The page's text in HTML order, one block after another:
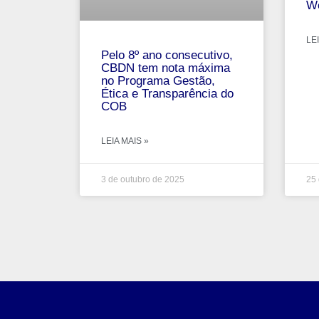
Pelo 8º ano consecutivo,
CBDN tem nota máxima
no Programa Gestão,
Ética e Transparência do
COB
LEIA MAIS »
3 de outubro de 2025 25